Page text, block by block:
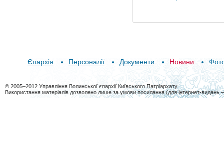
Єпархія Персоналії Документи Новини
© 2005–2012 Управління Волинської єпархії Київського Патріархату
Використання матеріалів дозволено лише за умови посилання (для інтернет-видань